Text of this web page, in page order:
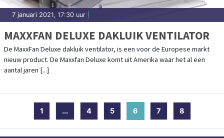
7 januari 2021, 17:30 uur
MAXXFAN DELUXE DAKLUIK VENTILATOR
De MaxxFan Deluxe dakluik ventilator, is een voor de Europese markt
nieuw product. De Maxxfan Deluxe komt uit Amerika waar het al een
aantal jaren [...]
1 ... 4 5 6 (current)
7 8